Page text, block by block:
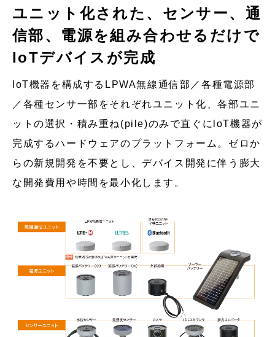
ユニット化された、センサー、通
信部、電源を組み合わせるだけで
IoTデバイスが完成
loT機器を構成するLPWA無線通信部／各種電源部
／各種センサ一部をそれぞれユニット化、各部ユニ
ットの選択・積み重ね(pile)のみで直ぐにloT機器が
完成するハードウェアのプラットフォーム。ゼロか
らの新規開発を不要とし、デバイス開発に伴う膨大
な開発費用や時間を最小化します。